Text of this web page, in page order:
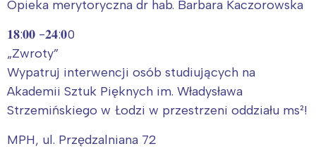
Opieka merytoryczna dr hab. Barbara Kaczorowska
𝟏𝟖:𝟎𝟎 -𝟐𝟒:𝟎0
„Zwroty”
Wypatruj interwencji osób studiujących na
Akademii Sztuk Pięknych im. Władysława
Strzemińskiego w Łodzi w przestrzeni oddziału ms²!
MPH, ul. Przędzalniana 72